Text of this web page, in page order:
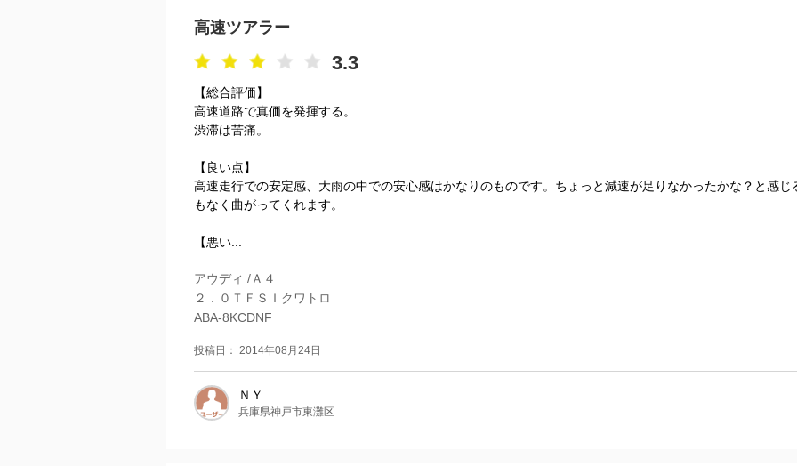
高速ツアラー
3.3
【総合評価】
高速道路で真価を発揮する。
渋滞は苦痛。
【良い点】
高速走行での安定感、大雨の中での安心感はかなりのものです。ちょっと減速が足りなかったかな？と感
もなく曲がってくれます。
【悪い...
アウディ /Ａ４
２．０ＴＦＳＩクワトロ
ABA-8KCDNF
投稿日： 2014年08月24日
ＮＹ
兵庫県神戸市東灘区